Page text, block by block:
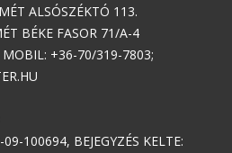
ALSÓSZÉKTÓ 113.
BÉKE FASOR 71/A-4
+36-70/319-7803;
100694, BEJEGYZÉS KELTE: